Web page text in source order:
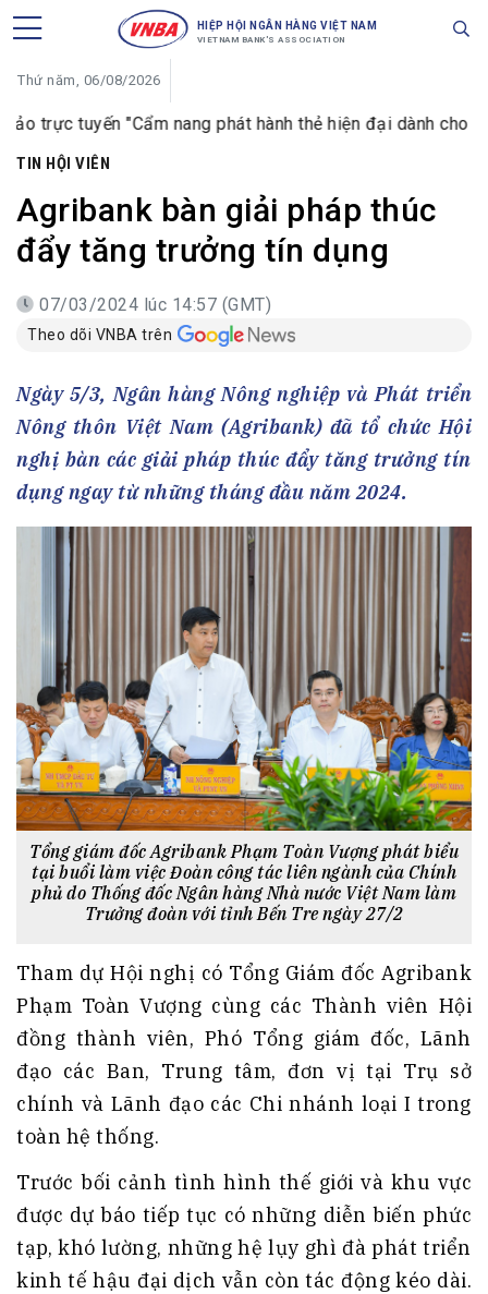
HIỆP HỘI NGÂN HÀNG VIỆT NAM
VIETNAM BANK'S ASSOCIATION
Thứ năm, 06/08/2026
"Cẩm nang phát hành thẻ hiện đại dành cho ngân hàng
TIN HỘI VIÊN
Agribank bàn giải pháp thúc
đẩy tăng trưởng tín dụng
07/03/2024 lúc 14:57 (GMT)
Theo dõi VNBA trên
Ngày 5/3, Ngân hàng Nông nghiệp và Phát triển
Nông thôn Việt Nam (Agribank) đã tổ chức Hội
nghị bàn các giải pháp thúc đẩy tăng trưởng tín
dụng ngay từ những tháng đầu năm 2024.
Tổng giám đốc Agribank Phạm Toàn Vượng phát biểu
tại buổi làm việc Đoàn công tác liên ngành của Chính
phủ do Thống đốc Ngân hàng Nhà nước Việt Nam làm
Trưởng đoàn với tỉnh Bến Tre ngày 27/2
Tham dự Hội nghị có Tổng Giám đốc Agribank
Phạm Toàn Vượng cùng các Thành viên Hội
đồng thành viên, Phó Tổng giám đốc, Lãnh
đạo các Ban, Trung tâm, đơn vị tại Trụ sở
chính và Lãnh đạo các Chi nhánh loại I trong
toàn hệ thống.
Trước bối cảnh tình hình thế giới và khu vực
được dự báo tiếp tục có những diễn biến phức
tạp, khó lường, những hệ lụy ghì đà phát triển
kinh tế hậu đại dịch vẫn còn tác động kéo dài.